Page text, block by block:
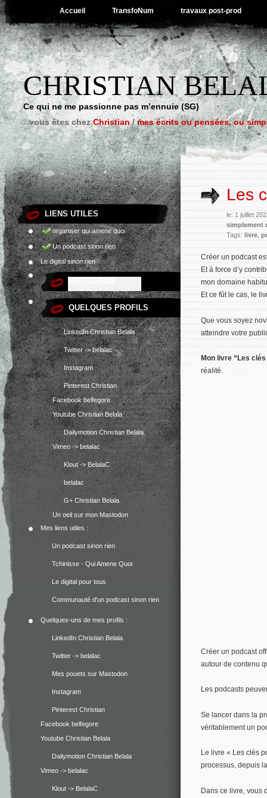
Accueil TransfoNum travaux post-prod
CHRISTIAN
Ce qui ne me passionne pas m’ennuie (SG)
vous êtes chezChristian/ mes écrits ou pensées, ou
LIENS UTILES
organiser qui amene quoi
Un podcast sinon rien
Le digital sinon rien
QUELQUES PROFILS
LinkedIn Christian Belala
Twitter -> belalac
Instagram
Pinterest Christian
Facebook belfegore
Youtube Christian Belala
Dailymotion Christian Belala
Vimeo -> belalac
Klout -> BelalaC
belalac
G+ Christian Belala
Un oeil sur mon Mastodon
Mes liens utiles :
Un podcast sinon rien
Tchinisse - Qui Amene Quoi
Le digital pour tous
Communauté d'un podcast sinon rien
Quelques-uns de mes profils :
LinkedIn Christian Belala
Twitter -> belalac
Mes pouets sur Mastodon
Instagram
Pinterest Christian
Facebook belfegore
Youtube Christian Belala
Dailymotion Christian Belala
Vimeo -> belalac
Klout -> BelalaC
Les
le: 1 juillet
simplement
Tags: livre
Créer un podcast
Et à force d’y
mon domaine
Et ce fût le cas, le
Que vous soyez
atteindre votre
Mon livre “Les
réalité.
Créer un podcast
autour de contenu
Les podcasts
Se lancer dans la
véritablement un
Le livre « Les clés
processus, depuis
Dans ce livre, vous